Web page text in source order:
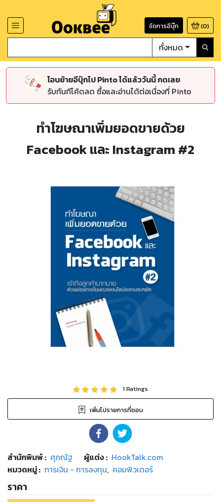
จัดการอีบุ๊ก (0)
ทั้งหมด
โอนย้ายอีบุ๊กไป Pinto ได้แล้ววันนี้ กดเลย
รับทันทีโค้ดลด ซื้อและอ่านได้ต่อเนื่องที่ Pinto
ทำโฆษณาเพิ่มยอดขายด้วย
Facebook และ Instagram #2
1Ratings
เพิ่มไปรายการที่ชอบ
สำนักพิมพ์: ศุภณัฐ ผู้แต่ง : HookTalk.com
หมวดหมู่: การเงิน - การลงทุน, คอมพิวเตอร์
ราคา